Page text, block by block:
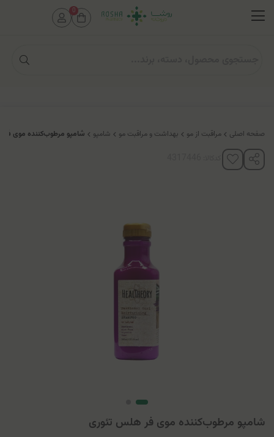
صفحه اصلی مراقبت از مو بهداشت و مراقبت مو شامپو شامپو مرطوب‌کننده موی فر
شامپو مرطوب‌کننده موی فر هلس تئوری
0